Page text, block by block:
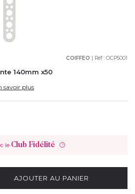
COIFFEO | Réf : OCP5001
140mm x50
savoir plus
le Club Fidélité ?
AJOUTER AU PANIER